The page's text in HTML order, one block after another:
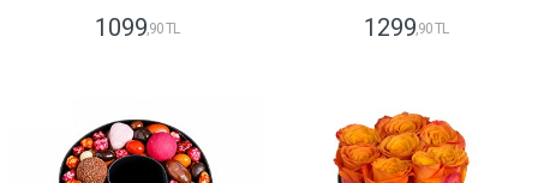
1099,90 TL 1299,90 TL